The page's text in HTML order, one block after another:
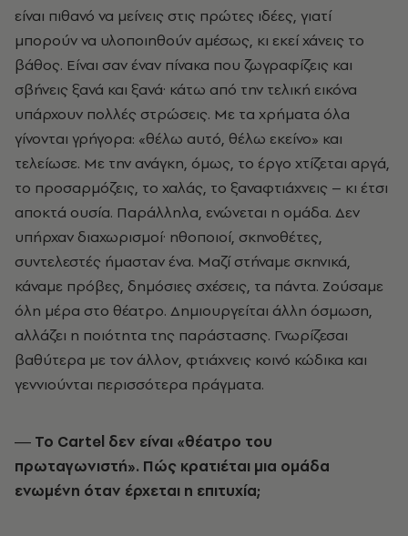
είναι πιθανό να µείνεις στις πρώτες ιδέες, γιατί
µπορούν να υλοποιηθούν αµέσως, κι εκεί χάνεις το
βάθος. Είναι σαν έναν πίνακα που ζωγραφίζεις και
σβήνεις ξανά και ξανά· κάτω από την τελική εικόνα
υπάρχουν πολλές στρώσεις. Με τα χρήµατα όλα
γίνονται γρήγορα: «θέλω αυτό, θέλω εκείνο» και
τελείωσε. Με την ανάγκη, όµως, το έργο χτίζεται αργά,
το προσαρµόζεις, το χαλάς, το ξαναφτιάχνεις – κι έτσι
αποκτά ουσία. Παράλληλα, ενώνεται η οµάδα. Δεν
υπήρχαν διαχωρισµοί· ηθοποιοί, σκηνοθέτες,
συντελεστές ήµασταν ένα. Μαζί στήναµε σκηνικά,
κάναµε πρόβες, δηµόσιες σχέσεις, τα πάντα. Ζούσαµε
όλη µέρα στο θέατρο. Δηµιουργείται άλλη όσµωση,
αλλάζει η ποιότητα της παράστασης. Γνωρίζεσαι
βαθύτερα µε τον άλλον, φτιάχνεις κοινό κώδικα και
γεννιούνται περισσότερα πράγµατα.
― Το Cartel δεν είναι «θέατρο του
πρωταγωνιστή». Πώς κρατιέται µια οµάδα
ενωµένη όταν έρχεται η επιτυχία;